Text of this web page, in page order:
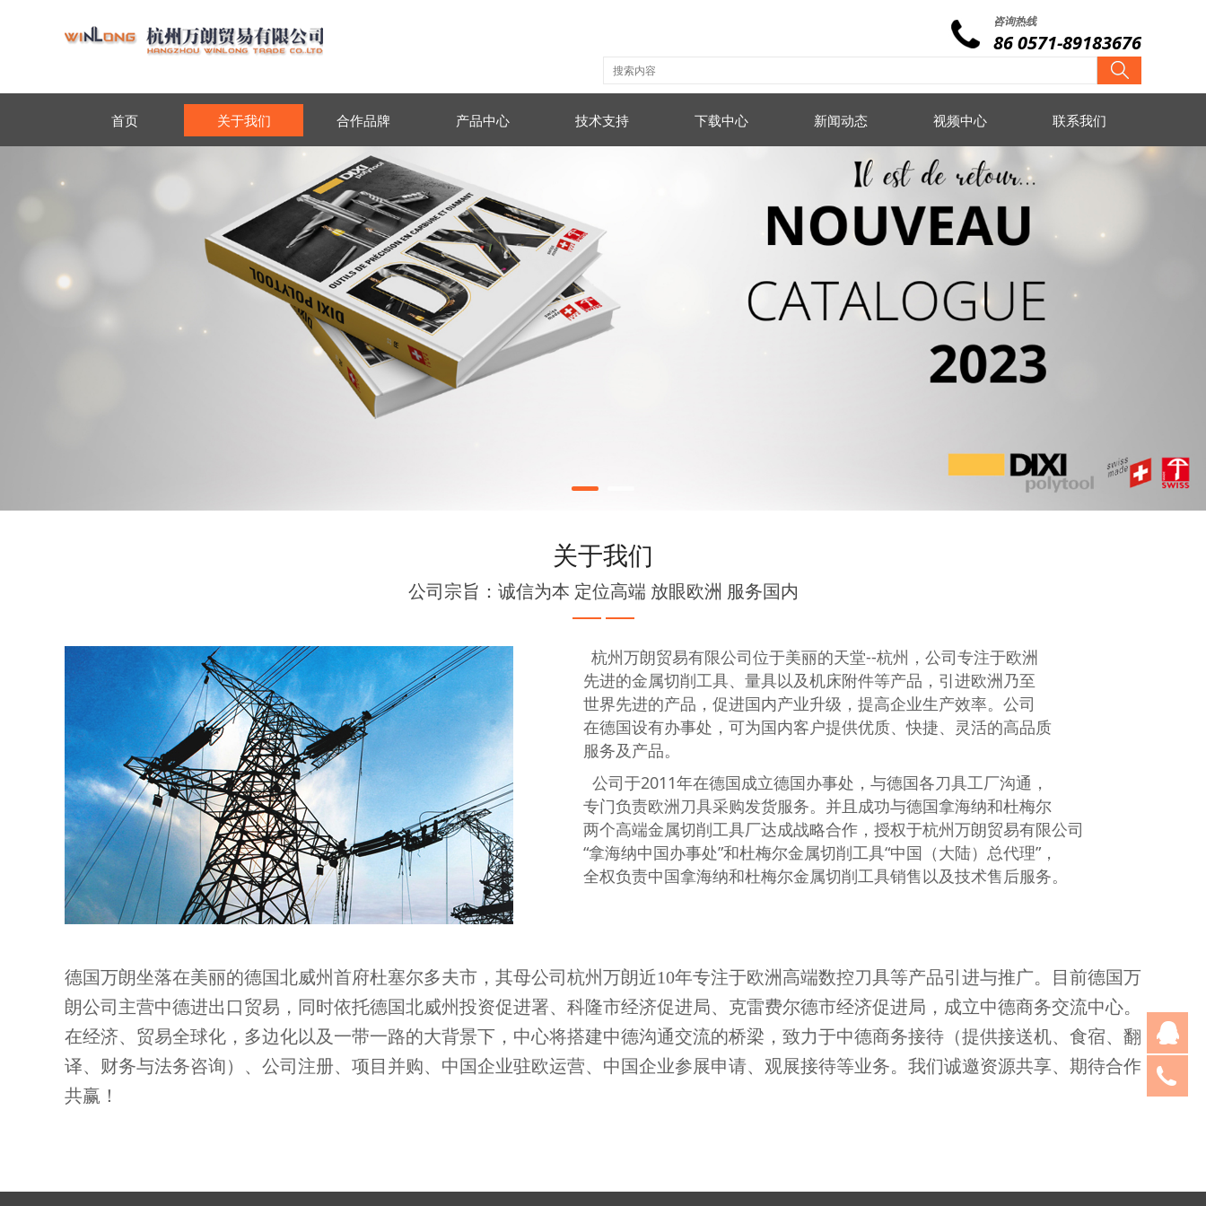
咨询热线
86 0571-89183676
首页 关于我们 合作品牌 产品中心 技术支持 下载中心 新闻动态 视频中心 联系我们
关于我们
公司宗旨：诚信为本 定位高端 放眼欧洲 服务国内
杭州万朗贸易有限公司位于美丽的天堂--杭州，公司专注于欧洲
先进的金属切削工具、量具以及机床附件等产品，引进欧洲乃至
世界先进的产品，促进国内产业升级，提高企业生产效率。公司
在德国设有办事处，可为国内客户提供优质、快捷、灵活的高品质
服务及产品。
公司于2011年在德国成立德国办事处，与德国各刀具工厂沟通，
专门负责欧洲刀具采购发货服务。并且成功与德国拿海纳和杜梅尔
两个高端金属切削工具厂达成战略合作，授权于杭州万朗贸易有限公司
“拿海纳中国办事处”和杜梅尔金属切削工具“中国（大陆）总代理”，
全权负责中国拿海纳和杜梅尔金属切削工具销售以及技术售后服务。
德国万朗坐落在美丽的德国北威州首府杜塞尔多夫市，其母公司杭州万朗近10年专注于欧洲高端数控刀具等产品引进与推广。目前德国万
朗公司主营中德进出口贸易，同时依托德国北威州投资促进署、科隆市经济促进局、克雷费尔德市经济促进局，成立中德商务交流中心。
在经济、贸易全球化，多边化以及一带一路的大背景下，中心将搭建中德沟通交流的桥梁，致力于中德商务接待（提供接送机、食宿、翻
译、财务与法务咨询）、公司注册、项目并购、中国企业驻欧运营、中国企业参展申请、观展接待等业务。我们诚邀资源共享、期待合作
共赢！